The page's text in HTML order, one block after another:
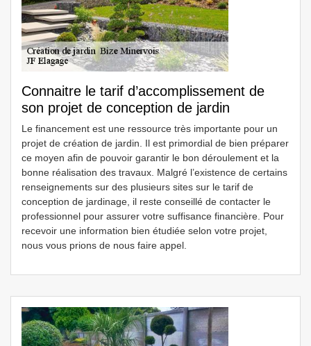
Connaitre le tarif d’accomplissement de
son projet de conception de jardin
Le financement est une ressource très importante pour un
projet de création de jardin. Il est primordial de bien préparer
ce moyen afin de pouvoir garantir le bon déroulement et la
bonne réalisation des travaux. Malgré l’existence de certains
renseignements sur des plusieurs sites sur le tarif de
conception de jardinage, il reste conseillé de contacter le
professionnel pour assurer votre suffisance financière. Pour
recevoir une information bien étudiée selon votre projet,
nous vous prions de nous faire appel.